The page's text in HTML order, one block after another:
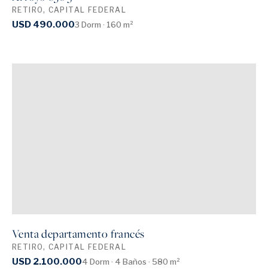
RETIRO, CAPITAL FEDERAL
USD 490.0003 Dorm · 160 m²
Venta departamento francés
RETIRO, CAPITAL FEDERAL
USD 2.100.0004 Dorm · 4 Baños · 580 m²